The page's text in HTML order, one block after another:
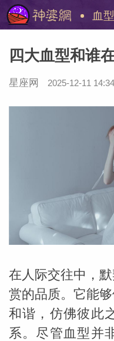
血型
四大血型和谁
星座网 2025-12-11
在人际交往中，
赏的品质。它能
和谐，仿佛彼此
系。尽管血型并